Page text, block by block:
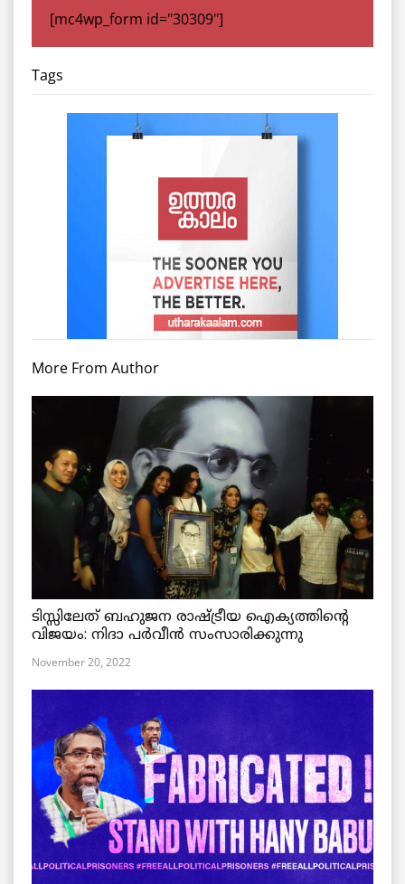
[mc4wp_form id="30309"]
Tags
More From Author
ടിസ്സിലേത് ബഹുജന രാഷ്ട്രീയ ഐക്യത്തിന്റെ
വിജയം: നിദാ പർവീൻ സംസാരിക്കുന്നു
November 20, 2022